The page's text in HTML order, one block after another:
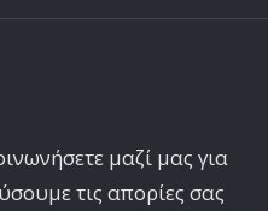
μαζί μας για
τις απορίες σας